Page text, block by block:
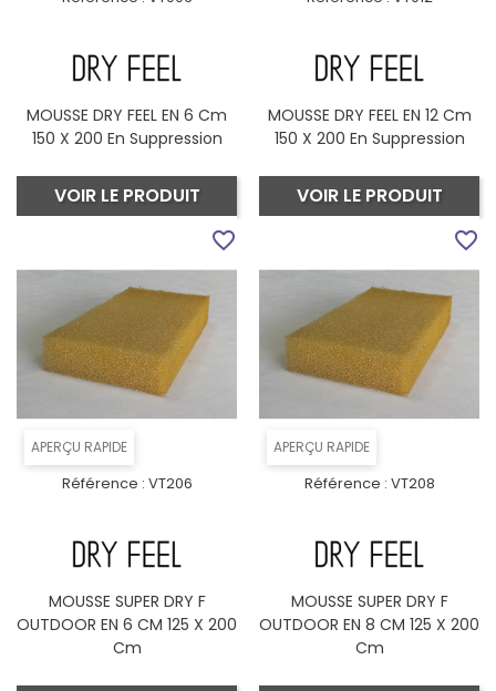
MOUSSE DRY FEEL EN 6 Cm
150 X 200 En Suppression
VOIR LE PRODUIT
MOUSSE DRY FEEL EN 12 Cm
150 X 200 En Suppression
VOIR LE PRODUIT
APERÇU RAPIDE
Référence : VT206
MOUSSE SUPER DRY F
OUTDOOR EN 6 CM 125 X 200
Cm
favorite_border
APERÇU RAPIDE
Référence : VT208
MOUSSE SUPER DRY F
OUTDOOR EN 8 CM 125 X 200
Cm
favorite_border